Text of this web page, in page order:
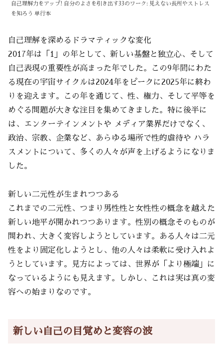
自己理解力をアップ! 自分のよさを引き出す33のワーク: 見えない長所やストレス
を知ろう 単行本
自己理解を深めるドラマティックな変化
2017年は「1」の年として、新しい基盤と独立心、そして
自己表現の重要性が高まった年でした。この9年間にわた
る現在の宇宙サイクルは2024年をピークに2025年に終わ
りを迎えます。この年を通じて、性、権力、そして平等を
めぐる問題が大きな注目を集めてきました。特に後半に
は、エンターテインメントや メディア業界だけでなく、
政治、宗教、企業など、あらゆる場所で性的虐待や ハラ
スメントについて、多くの人々が声を上げるようになりま
した。
新しい二元性が生まれつつある
これまでの二元性、つまり男性性と女性性の概念を越えた
新しい地平が開かれつつあります。性別の概念そのものが
問われ、大きく変容しようとしています。ある人々は二元
性をより固定化しようとし、他の人々は柔軟に受け入れよ
うとしています。見方によっては、世界が「より極端」に
なっているようにも見えます。しかし、これは実は真の変
容への始まりなのです。
新しい自己の目覚めと変容の波